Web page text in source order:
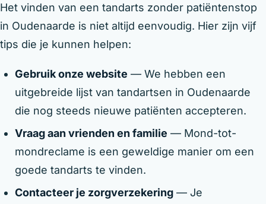
Het vinden van een tandarts zonder patiëntenstop
in Oudenaarde is niet altijd eenvoudig. Hier zijn vijf
tips die je kunnen helpen:
Gebruik onze website — We hebben een
uitgebreide lijst van tandartsen in Oudenaarde
die nog steeds nieuwe patiënten accepteren.
Vraag aan vrienden en familie — Mond-tot-
mondreclame is een geweldige manier om een
goede tandarts te vinden.
Contacteer je zorgverzekering — Je